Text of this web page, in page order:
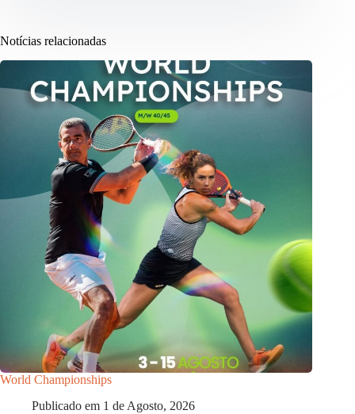
Notícias relacionadas
World Championships
Publicado em 1 de Agosto, 2026